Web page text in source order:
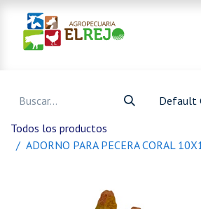
Default
Todos los productos
ADORNO PARA PECERA CORAL